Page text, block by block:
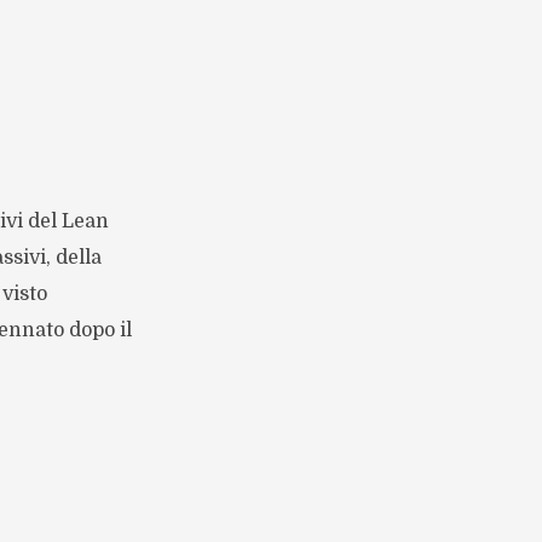
del Lean
della
dopo il